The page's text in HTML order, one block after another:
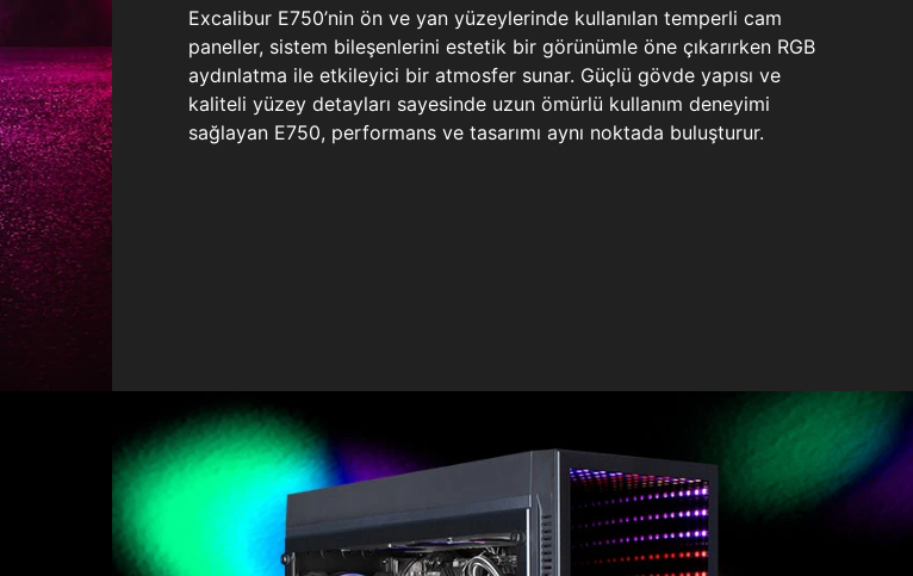
Excalibur E750’nin ön ve yan yüzeylerinde kullanılan temperli cam
paneller, sistem bileşenlerini estetik bir görünümle öne çıkarırken RGB
aydınlatma ile etkileyici bir atmosfer sunar. Güçlü gövde yapısı ve
kaliteli yüzey detayları sayesinde uzun ömürlü kullanım deneyimi
sağlayan E750, performans ve tasarımı aynı noktada buluşturur.